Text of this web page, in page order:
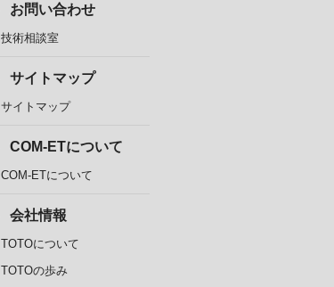
お問い合わせ
技術相談室
サイトマップ
サイトマップ
COM-ETについて
COM-ETについて
会社情報
TOTOについて
TOTOの歩み